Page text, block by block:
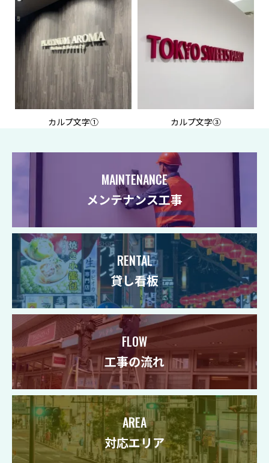
カルプ文字① カルプ文字③
MAINTENANCE
メンテナンス工事
RENTAL
貸し看板
FLOW
工事の流れ
AREA
対応エリア